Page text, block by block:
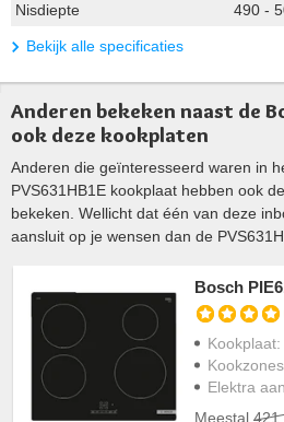
Nisdiepte
490 -
Bekijk alle specificaties
Anderen bekeken naast de
ook deze kookplaten
Anderen die geïnteresseerd waren in
PVS631HB1E kookplaat hebben ook
bekeken. Wellicht dat één van deze
aansluit op je wensen dan de
Bosch
Kookplaat:
Kookzones
Elektra
Meestal